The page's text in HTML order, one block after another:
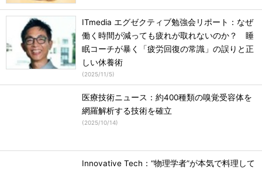
ITmedia エグゼクティブ勉強会リポート：なぜ
働く時間が減っても疲れが取れないのか？ 睡
眠コーチが暴く「疲労回復の常識」の誤りと正
しい休養術
(2025/11/5)
医療技術ニュース：約400種類の嗅覚受容体を
網羅解析する技術を確立
(2025/10/14)
Innovative Tech：“物理学者”が本気で料理して